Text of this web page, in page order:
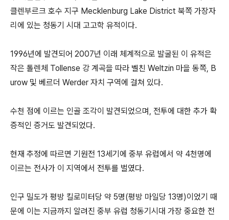
클렌부르크 호수 지구 Mecklenburg Lake District 북쪽 가장자
리에 있는 청동기 시대 고고학 유적이다.
1996년에 발견되어 2007년 이래 체계적으로 발굴된 이 유적은
작은 톨렌체 Tollense 강 계곡을 따라 벨친 Weltzin 마을 동쪽, B
urow 및 베르더 Werder 자치 구역에 걸쳐 있다.
수천 점에 이르는 인골 조각이 발견되었으며, 전투에 대한 추가 확
증적인 증거도 발견되었다.
현재 추정에 따르면 기원전 13세기에 중부 유럽에서 약 4천명에
이르는 전사가 이 지역에서 전투를 벌였다.
인구 밀도가 평방 킬로미터당 약 5명(평방 마일당 13명)이었기 때
문에 이는 지금까지 알려진 중부 유럽 청동기시대 가장 중요한 전